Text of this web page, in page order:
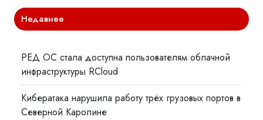
Недавнее
РЕД ОС стала доступна пользователям облачной
инфраструктуры RCloud
Кибератака нарушила работу трёх грузовых портов в
Северной Каролине